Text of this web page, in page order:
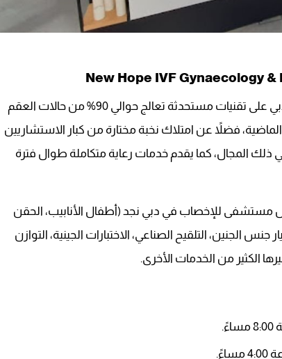
يعتمد مركز نيو هوب أشهر مراكز الاخصاب في دبي على تقنيات مستحدثة تعالج حوالي 90% من حالات العقم
فضلاً عن امتلاك نخبة مختارة من كبار الاستشاريين
المجال، كما يقدم خدمات رعاية متكاملة طوال فترة
مستشفى للإخصاب في دبي نجد (أطفال الأنابيب، الحقن
الجنين، التلقيح الصناعي، الاختبارات الجينية، التوازن
الكثير من الخدمات الأخرى.